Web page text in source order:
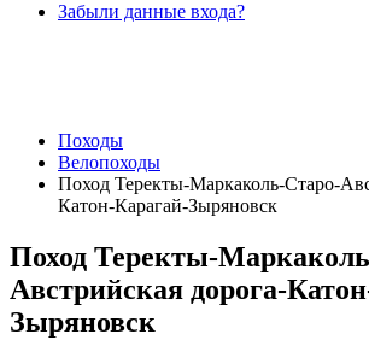
Забыли данные входа?
Походы
Велопоходы
Поход Теректы-Маркаколь-Старо-
Катон-Карагай-Зыряновск
Поход Теректы-
Австрийская дорога-
Зыряновск